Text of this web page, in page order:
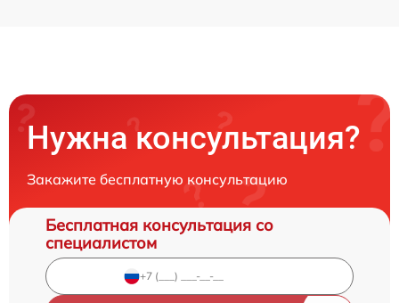
Нужна консультация?
Закажите бесплатную консультацию
Бесплатная консультация со
специалистом